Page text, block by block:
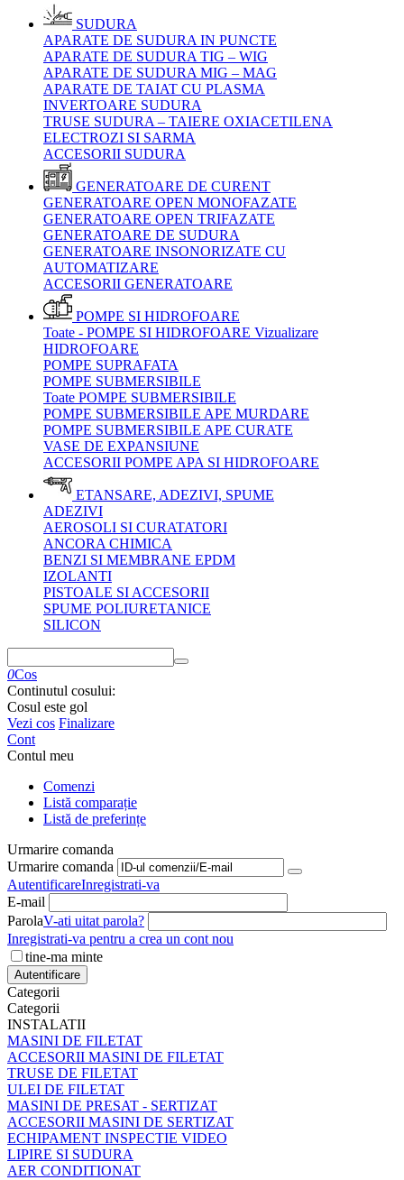
SUDURA
APARATE DE SUDURA IN PUNCTE
APARATE DE SUDURA TIG – WIG
APARATE DE SUDURA MIG – MAG
APARATE DE TAIAT CU PLASMA
INVERTOARE SUDURA
TRUSE SUDURA – TAIERE OXIACETILENA
ELECTROZI SI SARMA
ACCESORII SUDURA
GENERATOARE DE CURENT
GENERATOARE OPEN MONOFAZATE
GENERATOARE OPEN TRIFAZATE
GENERATOARE DE SUDURA
GENERATOARE INSONORIZATE CU
AUTOMATIZARE
ACCESORII GENERATOARE
POMPE SI HIDROFOARE
Toate - POMPE SI HIDROFOARE Vizualizare
HIDROFOARE
POMPE SUPRAFATA
POMPE SUBMERSIBILE
Toate POMPE SUBMERSIBILE
POMPE SUBMERSIBILE APE MURDARE
POMPE SUBMERSIBILE APE CURATE
VASE DE EXPANSIUNE
ACCESORII POMPE APA SI HIDROFOARE
ETANSARE, ADEZIVI, SPUME
ADEZIVI
AEROSOLI SI CURATATORI
ANCORA CHIMICA
BENZI SI MEMBRANE EPDM
IZOLANTI
PISTOALE SI ACCESORII
SPUME POLIURETANICE
SILICON
0Cos
Continutul cosului:
Cosul este gol
Vezi cos Finalizare
Cont
Contul meu
Comenzi
Listă comparație
Listă de preferințe
Urmarire comanda
Urmarire comanda
AutentificareInregistrati-va
E-mail
ParolaV-ati uitat parola?
Inregistrati-va pentru a crea un cont nou
tine-ma minte
Autentificare
Categorii
Categorii
INSTALATII
MASINI DE FILETAT
ACCESORII MASINI DE FILETAT
TRUSE DE FILETAT
ULEI DE FILETAT
MASINI DE PRESAT - SERTIZAT
ACCESORII MASINI DE SERTIZAT
ECHIPAMENT INSPECTIE VIDEO
LIPIRE SI SUDURA
AER CONDITIONAT